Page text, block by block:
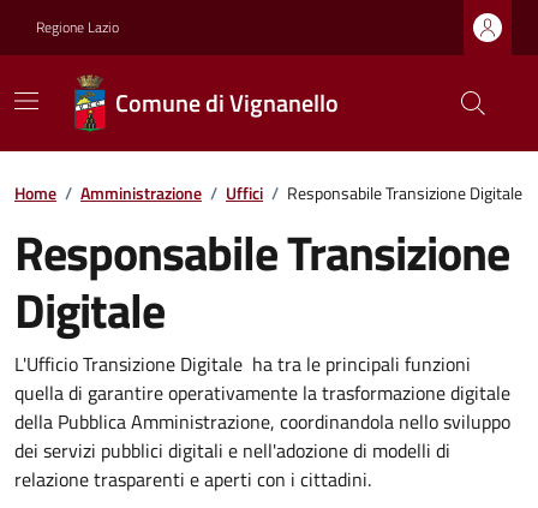
Regione Lazio
Comune di Vignanello
Home / Amministrazione / Uffici / Responsabile Transizione Digitale
Responsabile Transizione
Digitale
L'Ufficio Transizione Digitale ha tra le principali funzioni
quella di garantire operativamente la trasformazione digitale
della Pubblica Amministrazione, coordinandola nello sviluppo
dei servizi pubblici digitali e nell'adozione di modelli di
relazione trasparenti e aperti con i cittadini.